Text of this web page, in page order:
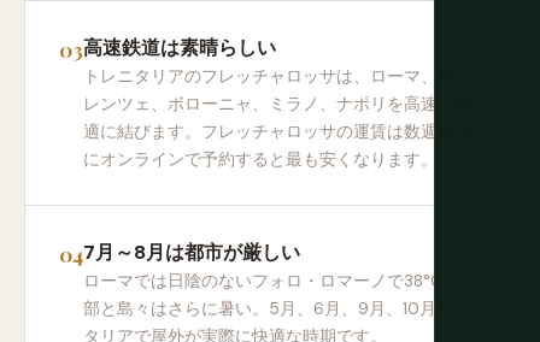
高速鉄道は素晴らしい
トレニタリアのフレッチャロッサは、ローマ、フィ
レンツェ、ボローニャ、ミラノ、ナポリを高速で快
適に結びます。フレッチャロッサの運賃は数週間前
にオンラインで予約すると最も安くなります。
7月～8月は都市が厳しい
ローマでは日陰のないフォロ・ロマーノで38°C。南
部と島々はさらに暑い。5月、6月、9月、10月がイ
タリアで屋外が実際に快適な時期です。